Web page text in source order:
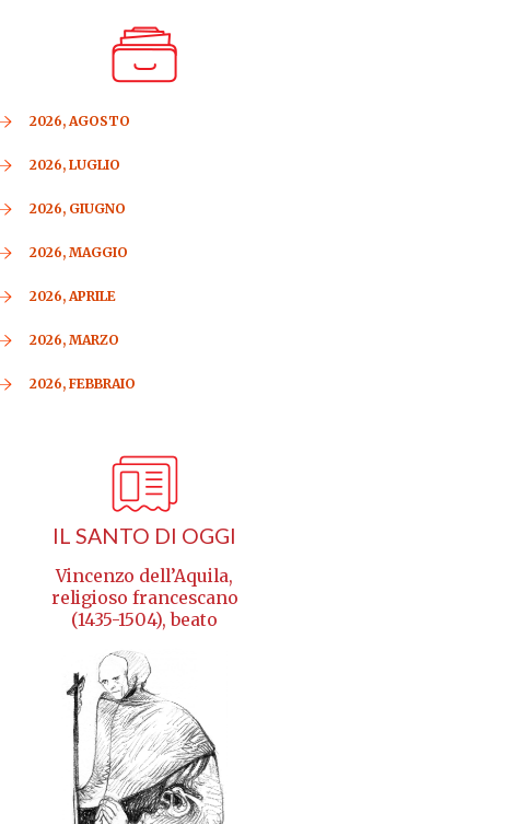
2026, AGOSTO
2026, LUGLIO
2026, GIUGNO
2026, MAGGIO
2026, APRILE
2026, MARZO
2026, FEBBRAIO
IL SANTO DI OGGI
Vincenzo dell’Aquila,
religioso francescano
(1435-1504), beato